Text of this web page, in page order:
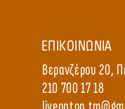
ΕΠΙΚΟΙΝΩΝΙΑ
Βερανζέρου 20,
210 700 17 18